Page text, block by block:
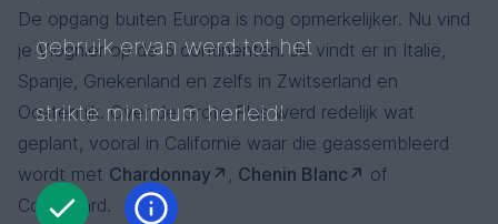
De opgang buiten Europa is nog opmerkelijker. Nu vind
je Viognier op de 5 continenten. Je vindt er in Italië,
Spanje, Griekenland en zelfs in Zwitserland en
Oostenrijk. Over de Grote Plas werd redelijk wat
geplant, vooral in Californië waar die geassembleerd
wordt met Chardonnay , Chenin Blanc
of
Colombard.
gebruik ervan werd tot het
strikte minimum herleid!